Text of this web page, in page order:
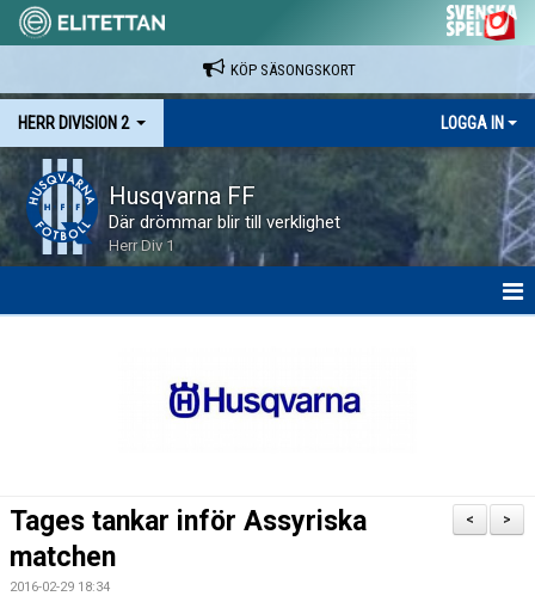
KÖP SÄSONGSKORT
HERR DIVISION 2 LOGGA IN
Husqvarna FF
Där drömmar blir till verklighet
Herr Div 1
MATCHER
>
<
Tages tankar inför Assyriska
matchen
2016-02-29 18:34